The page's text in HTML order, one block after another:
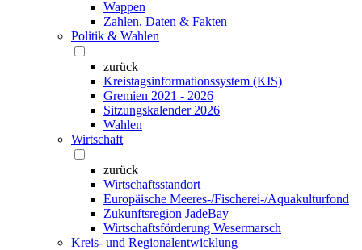
Wappen
Zahlen, Daten & Fakten
Politik & Wahlen
zurück
Kreistagsinformationssystem (KIS)
Gremien 2021 - 2026
Sitzungskalender 2026
Wahlen
Wirtschaft
zurück
Wirtschaftsstandort
Europäische Meeres-/Fischerei-/Aquakulturfond
Zukunftsregion JadeBay
Wirtschaftsförderung Wesermarsch
Kreis- und Regionalentwicklung